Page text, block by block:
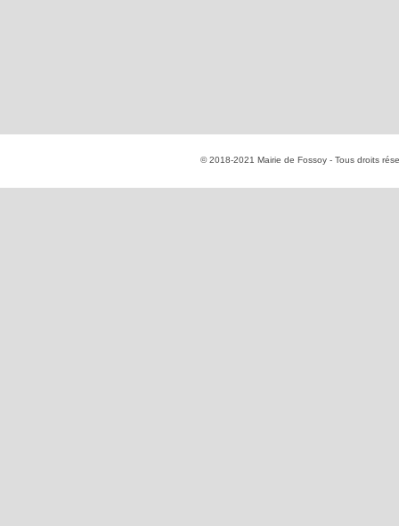
© 2018-2021 Mairie de Fossoy - Tous droits